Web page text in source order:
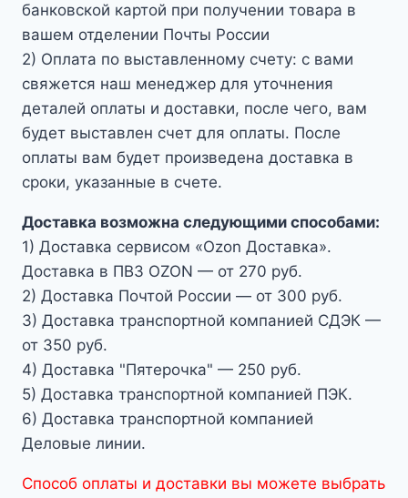
банковской картой при получении товара в
вашем отделении Почты России
2) Оплата по выставленному счету: с вами
свяжется наш менеджер для уточнения
деталей оплаты и доставки, после чего, вам
будет выставлен счет для оплаты. После
оплаты вам будет произведена доставка в
сроки, указанные в счете.
Доставка возможна следующими способами:
1) Доставка сервисом «Ozon Доставка».
Доставка в ПВЗ OZON — от 270 руб.
2) Доставка Почтой России — от 300 руб.
3) Доставка транспортной компанией СДЭК —
от 350 руб.
4) Доставка "Пятерочка" — 250 руб.
5) Доставка транспортной компанией ПЭК.
6) Доставка транспортной компанией
Деловые линии.
Способ оплаты и доставки вы можете выбрать